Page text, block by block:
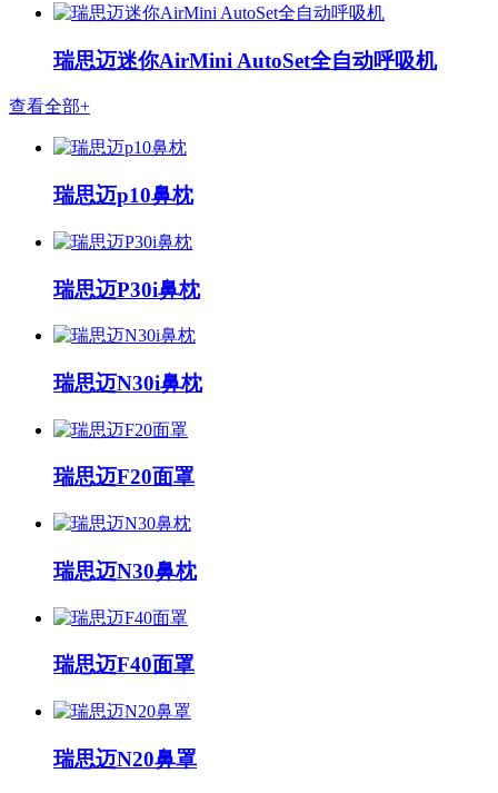
瑞思迈迷你AirMini AutoSet全自动呼吸机
查看全部+
瑞思迈p10鼻枕
瑞思迈P30i鼻枕
瑞思迈N30i鼻枕
瑞思迈F20面罩
瑞思迈N30鼻枕
瑞思迈F40面罩
瑞思迈N20鼻罩